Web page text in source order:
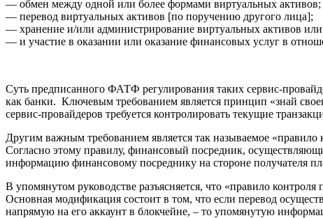
— обмен между одной или более формами виртуальных активов;
— перевод виртуальных активов [по поручению другого лица];
— хранение и/или администрирование виртуальных активов
— и участие в оказании или оказание финансовых услуг в
Суть предписанного ФАТФ регулирования таких сервис-
как банки. Ключевым требованием является принцип «знай
сервис-провайдеров требуется контролировать текущие
Другим важным требованием является так называемое
Согласно этому правилу, финансовый посредник,
информацию финансовому посреднику на стороне получателя
В упомянутом руководстве разъясняется, что «правило
Основная модификация состоит в том, что если перевод
напрямую на его аккаунт в блокчейне, – то упомянутую